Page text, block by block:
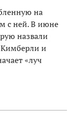
на
с ней. В июне
назвали
и
«луч